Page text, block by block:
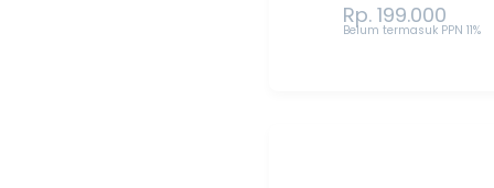
Rp. 199.000
Belum termasuk PPN 11%